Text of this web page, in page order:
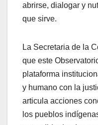
abrirse, dialogar y
que sirve.
La Secretaria de la
que este
plataforma
y humano con la
articula acciones
los pueblos